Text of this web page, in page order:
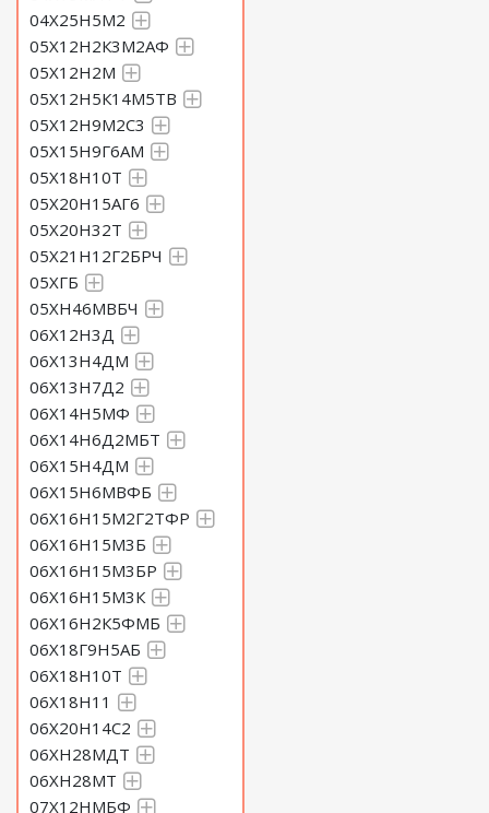
04Х25Н5М2
05Х12Н2К3М2АФ
05Х12Н2М
05Х12Н5К14М5ТВ
05Х12Н9М2С3
05Х15Н9Г6АМ
05Х18Н10Т
05Х20Н15АГ6
05Х20Н32Т
05Х21Н12Г2БРЧ
05ХГБ
05ХН46МВБЧ
06Х12Н3Д
06Х13Н4ДМ
06Х13Н7Д2
06Х14Н5МФ
06Х14Н6Д2МБТ
06Х15Н4ДМ
06Х15Н6МВФБ
06Х16Н15М2Г2ТФР
06Х16Н15М3Б
06Х16Н15М3БР
06Х16Н15М3К
06Х16Н2К5ФМБ
06Х18Г9Н5АБ
06Х18Н10Т
06Х18Н11
06Х20Н14С2
06ХН28МДТ
06ХН28МТ
07Х12НМБФ